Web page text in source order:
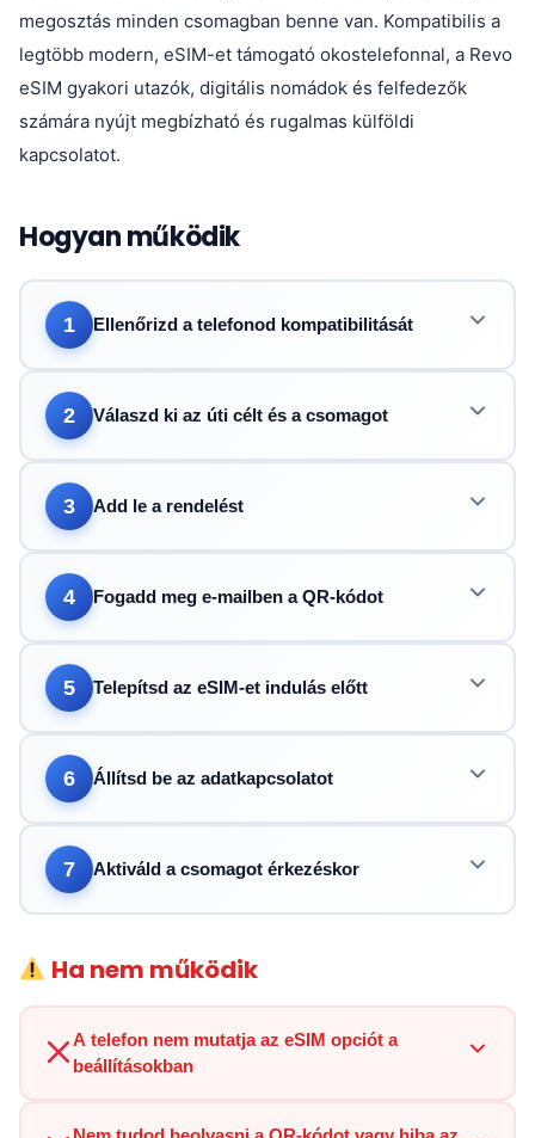
megosztás minden csomagban benne van. Kompatibilis a
legtöbb modern, eSIM-et támogató okostelefonnal, a Revo
eSIM gyakori utazók, digitális nomádok és felfedezők
számára nyújt megbízható és rugalmas külföldi
kapcsolatot.
Hogyan működik
1 Ellenőrizd a telefonod kompatibilitását
2 Válaszd ki az úti célt és a csomagot
3 Add le a rendelést
4 Fogadd meg e-mailben a QR-kódot
5 Telepítsd az eSIM-et indulás előtt
6 Állítsd be az adatkapcsolatot
7 Aktiváld a csomagot érkezéskor
Ha nem működik
A telefon nem mutatja az eSIM opciót a
beállításokban